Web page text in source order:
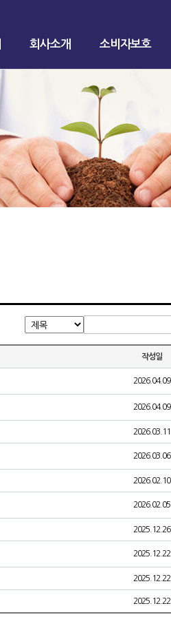
회사소개 소비자보호
작성일
2026.04.09
2026.04.09
2026.03.11
2026.03.06
2026.02.10
2026.02.05
2025.12.26
2025.12.22
2025.12.22
2025.12.22